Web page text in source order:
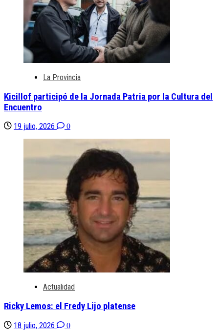
La Provincia
Kicillof participó de la Jornada Patria por la Cultura del
Encuentro
19 julio, 2026 0
Actualidad
Ricky Lemos: el Fredy Lijo platense
18 julio, 2026 0